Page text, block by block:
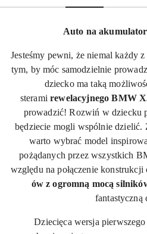
Auto na
Jesteśmy pewni, że niemal każdy
tym, by móc samodzielnie
dziecko ma taką
sterami rewelacyjnego BMW
prowadzić! Rozwiń w dziecku
będziecie mogli wspólnie dzielić.
warto wybrać model
pożądanych przez wszystkich
względu na połączenie
ów z ogromną mocą
fantastyczną
Dziecięca wersja